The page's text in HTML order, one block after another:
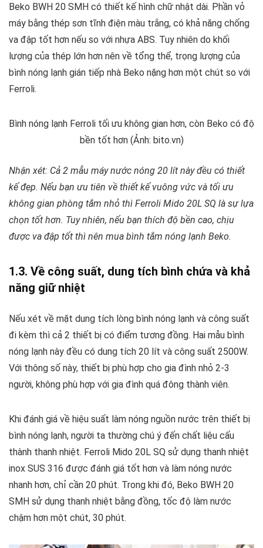
Beko BWH 20 SMH có thiết kế hình chữ nhật dài. Phần vỏ
máy bằng thép sơn tĩnh điện màu trắng, có khả năng chống
va đập tốt hơn nếu so với nhựa ABS. Tuy nhiên do khối
lượng của thép lớn hơn nên về tổng thể, trọng lượng của
bình nóng lạnh gián tiếp nhà Beko nặng hơn một chút so với
Ferroli.
Bình nóng lạnh Ferroli tối ưu không gian hơn, còn Beko có độ
bền tốt hơn (Ảnh: bito.vn)
Nhận xét: Cả 2 mẫu máy nước nóng 20 lít này đều có thiết
kế đẹp. Nếu bạn ưu tiên về thiết kế vuông vức và tối ưu
không gian phòng tắm nhỏ thì Ferroli Mido 20L SQ là sự lựa
chọn tốt hơn. Tuy nhiên, nếu bạn thích độ bền cao, chịu
được va đập tốt thì nên mua bình tắm nóng lạnh Beko.
1.3. Về công suất, dung tích bình chứa và khả
năng giữ nhiệt
Nếu xét về mặt dung tích lòng bình nóng lạnh và công suất
đi kèm thì cả 2 thiết bị có điểm tương đồng. Hai mẫu bình
nóng lạnh này đều có dung tích 20 lít và công suất 2500W.
Với thông số này, thiết bị phù hợp cho gia đình nhỏ 2-3
người, không phù hợp với gia đình quá đông thành viên.
Khi đánh giá về hiệu suất làm nóng nguồn nước trên thiết bị
bình nóng lạnh, người ta thường chú ý đến chất liệu cấu
thành thanh nhiệt. Ferroli Mido 20L SQ sử dụng thanh nhiệt
inox SUS 316 được đánh giá tốt hơn và làm nóng nước
nhanh hơn, chỉ cần 20 phút. Trong khi đó, Beko BWH 20
SMH sử dụng thanh nhiệt bằng đồng, tốc độ làm nước
chậm hơn một chút, 30 phút.